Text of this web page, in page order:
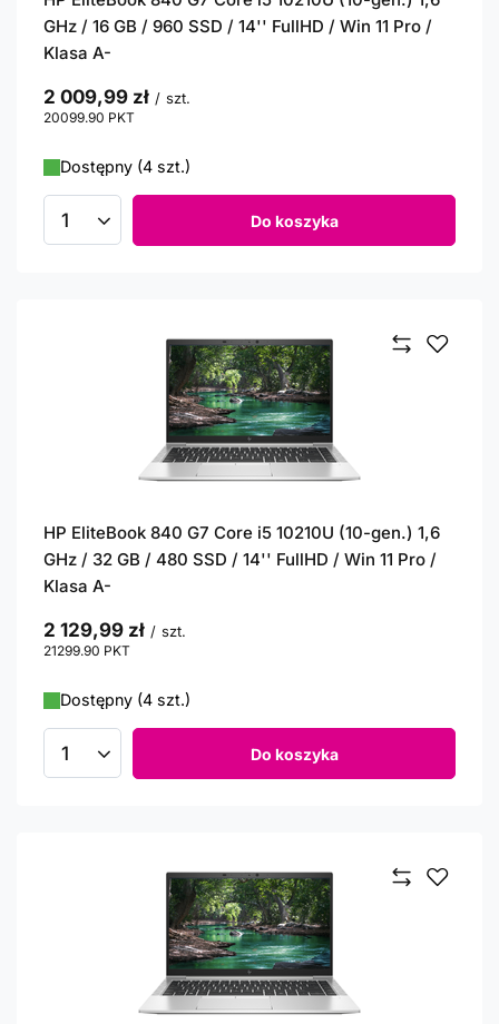
GHz / 16 GB / 960 SSD / 14'' FullHD / Win 11 Pro /
Klasa A-
2 009,99 zł / szt.
20099.90 PKT
Dostępny (4 szt.)
Ilość produktów Do koszyka
HP EliteBook 840 G7 Core i5 10210U (10-gen.) 1,6
GHz / 32 GB / 480 SSD / 14'' FullHD / Win 11 Pro /
Klasa A-
2 129,99 zł / szt.
21299.90 PKT
Dostępny (4 szt.)
Ilość produktów Do koszyka